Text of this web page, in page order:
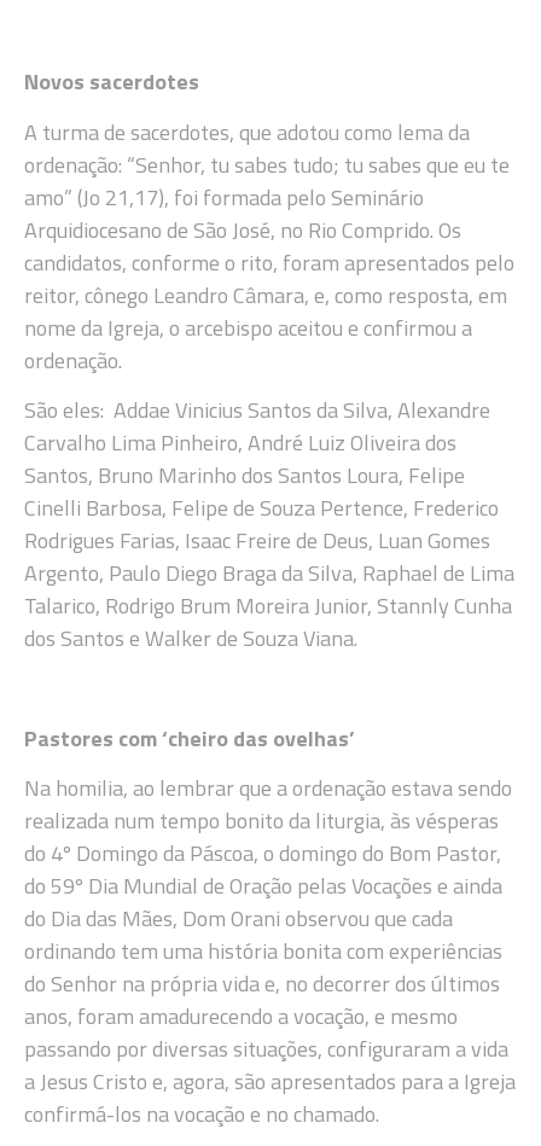
Novos sacerdotes
A turma de sacerdotes, que adotou como lema da
ordenação: “Senhor, tu sabes tudo; tu sabes que eu te
amo” (Jo 21,17), foi formada pelo Seminário
Arquidiocesano de São José, no Rio Comprido. Os
candidatos, conforme o rito, foram apresentados pelo
reitor, cônego Leandro Câmara, e, como resposta, em
nome da Igreja, o arcebispo aceitou e confirmou a
ordenação.
São eles: Addae Vinicius Santos da Silva, Alexandre
Carvalho Lima Pinheiro, André Luiz Oliveira dos
Santos, Bruno Marinho dos Santos Loura, Felipe
Cinelli Barbosa, Felipe de Souza Pertence, Frederico
Rodrigues Farias, Isaac Freire de Deus, Luan Gomes
Argento, Paulo Diego Braga da Silva, Raphael de Lima
Talarico, Rodrigo Brum Moreira Junior, Stannly Cunha
dos Santos e Walker de Souza Viana.
Pastores com ‘cheiro das ovelhas’
Na homilia, ao lembrar que a ordenação estava sendo
realizada num tempo bonito da liturgia, às vésperas
do 4º Domingo da Páscoa, o domingo do Bom Pastor,
do 59º Dia Mundial de Oração pelas Vocações e ainda
do Dia das Mães, Dom Orani observou que cada
ordinando tem uma história bonita com experiências
do Senhor na própria vida e, no decorrer dos últimos
anos, foram amadurecendo a vocação, e mesmo
passando por diversas situações, configuraram a vida
a Jesus Cristo e, agora, são apresentados para a Igreja
confirmá-los na vocação e no chamado.